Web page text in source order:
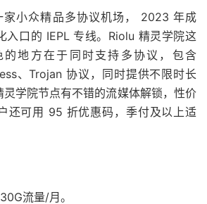
家小众精品多协议机场， 2023 年成
入口的 IEPL 专线。Riolu 精灵学院这
的地方在于同时支持多协议，包含
、Trojan 协议，同时提供不限时长
学院节点有不错的流媒体解锁，性价
还可用 95 折优惠码，季付及以上适
流量/月。